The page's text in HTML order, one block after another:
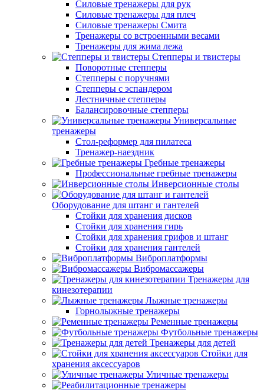
Силовые тренажеры для рук
Силовые тренажеры для плеч
Силовые тренажеры Смита
Тренажеры со встроенными весами
Тренажеры для жима лежа
Степперы и твистеры
Поворотные степперы
Степперы с поручнями
Степперы с эспандером
Лестничные степперы
Балансировочные степперы
Универсальные
тренажеры
Стол-реформер для пилатеса
Тренажер-наездник
Гребные тренажеры
Профессиональные гребные тренажеры
Инверсионные столы
Оборудование для штанг и гантелей
Стойки для хранения дисков
Стойки для хранения гирь
Стойки для хранения грифов и штанг
Стойки для хранения гантелей
Виброплатформы
Вибромассажеры
Тренажеры для
кинезотерапии
Лыжные тренажеры
Горнолыжные тренажеры
Ременные тренажеры
Футбольные тренажеры
Тренажеры для детей
Стойки для
хранения аксессуаров
Уличные тренажеры